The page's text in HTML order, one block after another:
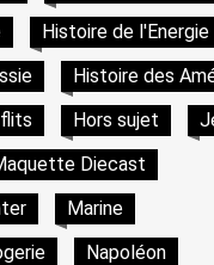
Histoire de l'Energie
Histoire des
Hors sujet
Diecast
Marine
Napoléon